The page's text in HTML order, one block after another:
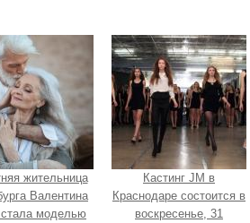
жительница
Валентина
моделью
Кастинг JM в
Краснодаре состоится в
воскресенье, 31